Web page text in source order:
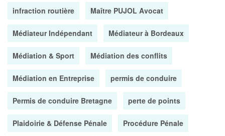
infraction routière Maître PUJOL Avocat
Médiateur Indépendant Médiateur à Bordeaux
Médiation & Sport Médiation des conflits
Médiation en Entreprise permis de conduire
Permis de conduire Bretagne perte de points
Plaidoirie & Défense Pénale Procédure Pénale